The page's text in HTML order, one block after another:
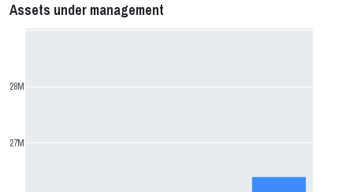
Assets under management
27M
28M